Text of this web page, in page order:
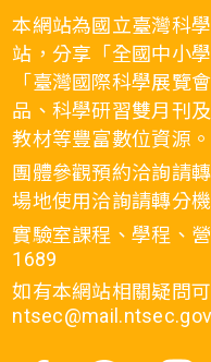
本網站為國立臺灣科
站，分享「全國中小
「臺灣國際科學展覽
品、科學研習雙月刊
教材等豐富數位資源。
團體參觀預約洽詢請
場地使用洽詢請轉分
實驗室課程、學程、
1689
如有本網站相關疑問可